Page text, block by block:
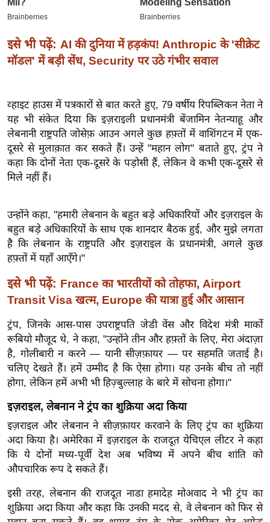
मि
सा
ख्सि
य
त
यं
ग
या
सा
हि
ज
ग
ऑ
टो
व
र्ल्ड
न्यू
ज
ब्री
फ
म
रं
ज
इसे भी पढ़ें: AI की दुनिया में हड़कंप! Anthropic के 'सीक्रेट
मॉडल' में बड़ी सेंध, Security पर उठे गंभीर सवाल
व्हाइट हाउस में पत्रकारों से बात करते हुए, 79 वर्षीय रिपब्लिकन नेता ने
यह भी संकेत दिया कि इज़राइली प्रधानमंत्री बेंजामिन नेतन्याहू और
लेबनानी राष्ट्रपति जोसेफ़ आउन अगले कुछ हफ़्तों में वाशिंगटन में एक-
दूसरे से मुलाक़ात कर सकते हैं। उन्हें "महान लोग" बताते हुए, ट्रंप ने
कहा कि दोनों नेता एक-दूसरे के पड़ोसी हैं, लेकिन वे कभी एक-दूसरे से
मिले नहीं हैं।
उन्होंने कहा, "हमारी लेबनान के बहुत बड़े अधिकारियों और इज़राइल के
बहुत बड़े अधिकारियों के साथ एक शानदार बैठक हुई, और मुझे लगता
है कि लेबनान के राष्ट्रपति और इज़राइल के प्रधानमंत्री, अगले कुछ
हफ़्तों में यहाँ आएँगे।"
इसे भी पढ़ें: France का भारतीयों को तोहफा, Airport
Transit Visa खत्म, Europe की यात्रा हुई और आसान
ट्रंप, जिनके आस-पास उपराष्ट्रपति जेडी वेंस और विदेश मंत्री मार्को
रूबियो मौजूद थे, ने कहा, "उन्होंने तीन और हफ़्तों के लिए, मेरा अंदाज़ा
है, गोलीबारी न करने — यानी सीज़फ़ायर — पर सहमति जताई है।
चलिए देखते हैं। हमें उम्मीद है कि ऐसा होगा। यह उनके बीच तो नहीं
होगा, लेकिन हमें अभी भी हिज़्बुल्लाह के बारे में सोचना होगा।"
इज़राइल, लेबनान ने ट्रंप का शुक्रिया अदा किया
इज़राइल और लेबनान ने सीज़फ़ायर करवाने के लिए ट्रंप का शुक्रिया
अदा किया है। अमेरिका में इज़राइल के राजदूत येचिएल लीटर ने कहा
कि ये दोनों मध्य-पूर्वी देश अब भविष्य में अपने बीच शांति को
औपचारिक रूप दे सकते हैं।
इसी तरह, लेबनान की राजदूत नाडा हमादेह मोअवाद ने भी ट्रंप का
शुक्रिया अदा किया और कहा कि उनकी मदद से, वे लेबनान को फिर से